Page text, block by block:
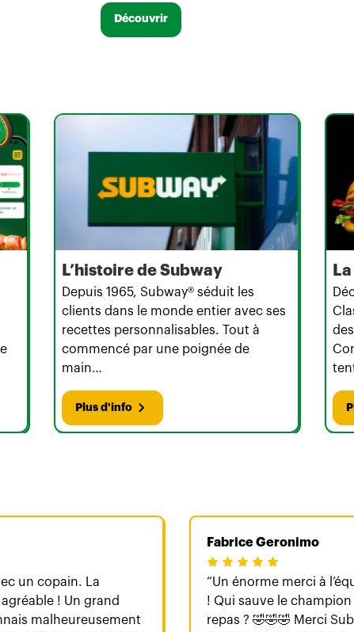
Découvrir
L’histoire de Subway
Depuis 1965, Subway® séduit les
clients dans le monde entier avec ses
recettes personnalisables. Tout à
commencé par une poignée de
main…
Plus d'info
un copain. La
! Un grand
malheureusement
Fabrice Geronimo
Un énorme merci à
! Qui sauve le
repas ? 🤣🤣🤣 Merci Subway reims ! Un sandwich 🥪